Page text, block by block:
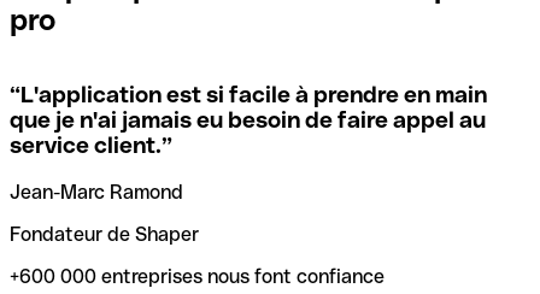
locales.
Si vous n'êtes pas sûr du code SWIFT que vous devriez
utiliser, nous avons développé un outil de recherche de
codes SWIFT par nom de banque.
vérification/recherche de codes SWIFT. Ainsi, vous pouvez
trouver et vérifier vos codes SWIFT avant de réaliser vos
transferts d’argent.
pro
“L'application est si facile à prendre en main
que je n'ai jamais eu besoin de faire appel au
service client.”
Jean-Marc Ramond
Fondateur de Shaper
+600 000 entreprises nous font confiance